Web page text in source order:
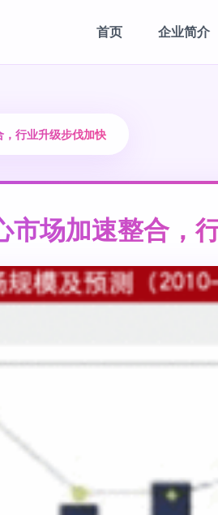
首页 企业简介
行业升级步伐加快
市场加速整合，